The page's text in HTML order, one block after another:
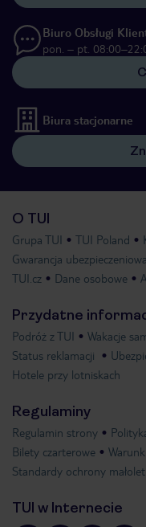
Biuro Obsługi
pon. – pt.
Biura stacjonarne
O TUI
Grupa TUI TUI Poland
Gwarancja ubezpieczeniowa
TUI.cz
Dane osobowe
Przydatne
Podróż z TUI Wakacje
Status reklamacji
Hotele przy lotniskach
Regulaminy
Regulamin strony
Bilety czarterowe
Standardy ochrony
TUI w Internecie